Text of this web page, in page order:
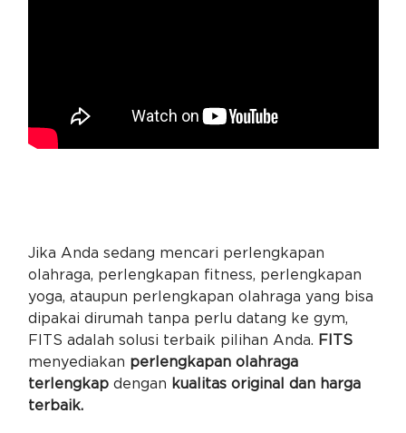
Jika Anda sedang mencari perlengkapan
olahraga, perlengkapan fitness, perlengkapan
yoga, ataupun perlengkapan olahraga yang bisa
dipakai dirumah tanpa perlu datang ke gym,
FITS adalah solusi terbaik pilihan Anda. FITS
menyediakan perlengkapan olahraga
terlengkapdengan kualitas original dan harga
terbaik.